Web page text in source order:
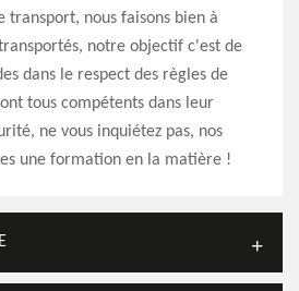
transport, nous faisons bien à
notre objectif c'est de
dans le respect des règles de
tous compétents dans leur
ne vous inquiétez pas, nos
une formation en la matière !